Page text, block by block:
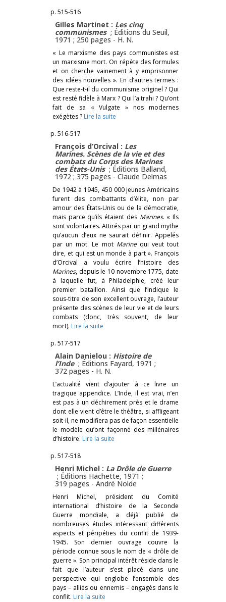
p. 515-516
Gilles Martinet : Les cinq
communismes ; Éditions du Seuil,
1971 ; 250 pages - H. N.
« Le marxisme des pays communistes est
un marxisme mort. On répète des formules
et on cherche vainement à y emprisonner
des idées nouvelles ». En d’autres termes :
Que reste-t-il du communisme originel ? Qui
est resté fidèle à Marx ? Qui l’a trahi ? Qu’ont
fait de sa « Vulgate » nos modernes
exégètes ? Lire la suite
p. 516-517
François d’Orcival : Les
Marines. Scènes de la vie et des
combats du Corps des Marines
des États-Unis ; Éditions Balland,
1972 ; 375 pages - Claude Delmas
De 1942 à 1945, 450 000 jeunes Américains
furent des combattants d’élite, non par
amour des États-Unis ou de la démocratie,
mais parce qu’ils étaient des Marines. « Ils
sont volontaires. Attirés par un grand mythe
qu’aucun d’eux ne saurait définir. Appelés
par un mot. Le mot Marine qui veut tout
dire, et qui est un monde à part ». François
d’Orcival a voulu écrire l’histoire des
Marines, depuis le 10 novembre 1775, date
à laquelle fut, à Philadelphie, créé leur
premier bataillon. Ainsi que l’indique le
sous-titre de son excellent ouvrage, l’auteur
présente des scènes de leur vie et de leurs
combats (donc, très souvent, de leur
mort). Lire la suite
p. 517-517
Alain Danielou : Histoire de
l’Inde ; Éditions Fayard, 1971 ;
372 pages - H. N.
L’actualité vient d’ajouter à ce livre un
tragique appendice. L’Inde, il est vrai, n’en
est pas à un déchirement près et le drame
dont elle vient d’être le théâtre, si affligeant
soit-il, ne modifiera pas de façon essentielle
le modèle qu’ont façonné des millénaires
d’histoire. Lire la suite
p. 517-518
Henri Michel : La Drôle de Guerre
; Éditions Hachette, 1971 ;
319 pages - André Nolde
Henri Michel, président du Comité
international d’histoire de la Seconde
Guerre mondiale, a déjà publié de
nombreuses études intéressant différents
aspects et péripéties du conflit de 1939-
1945. Son dernier ouvrage couvre la
période connue sous le nom de « drôle de
guerre ». Son principal intérêt réside dans le
fait que l’auteur s’est placé dans une
perspective qui englobe l’ensemble des
pays – alliés ou ennemis – engagés dans le
conflit. Lire la suite